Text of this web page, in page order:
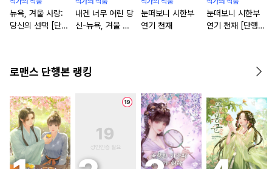
뉴욕, 겨울 사랑:
당신의 선택 [단행
내겐 너무 어린 당
신-뉴욕, 겨울 사
눈떠보니 시한부
연기 천재
눈떠보니 시한부
연기 천재 [단행
로맨스 단행본 랭킹